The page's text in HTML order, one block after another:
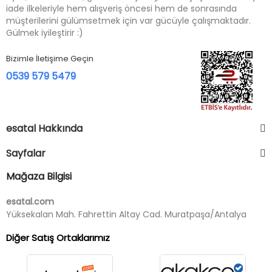
iade ilkeleriyle hem alışveriş öncesi hem de sonrasında
müşterilerini gülümsetmek için var gücüyle çalışmaktadır.
Gülmek iyileştirir :)
Bizimle İletişime Geçin
0539 579 5479
esatal Hakkında
Sayfalar
Mağaza Bilgisi
esatal.com
Yüksekalan Mah. Fahrettin Altay Cad. Muratpaşa/Antalya
Diğer Satış Ortaklarımız